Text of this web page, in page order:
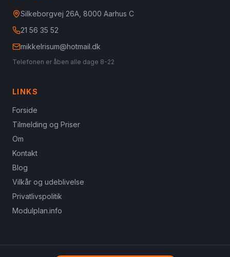
Silkeborgvej 26A, 8000 Aarhus C
21 56 35 52
mikkelrisum@hotmail.dk
Telefonen er åben alle dage 8-22
LINKS
Forside
Tilmelding og Priser
Om
Kontakt
Blog
Vilkår og udeblivelse
Privatlivspolitik
Modulplan.info